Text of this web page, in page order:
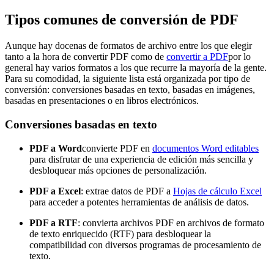
Tipos comunes de conversión de PDF
Aunque hay docenas de formatos de archivo entre los que elegir
tanto a la hora de convertir PDF como de convertir a PDFpor lo
general hay varios formatos a los que recurre la mayoría de la gente.
Para su comodidad, la siguiente lista está organizada por tipo de
conversión: conversiones basadas en texto, basadas en imágenes,
basadas en presentaciones o en libros electrónicos.
Conversiones basadas en texto
PDF a Wordconvierte PDF en documentos Word editables
para disfrutar de una experiencia de edición más sencilla y
desbloquear más opciones de personalización.
PDF a Excel: extrae datos de PDF a Hojas de cálculo Excel
para acceder a potentes herramientas de análisis de datos.
PDF a RTF: convierta archivos PDF en archivos de formato
de texto enriquecido (RTF) para desbloquear la
compatibilidad con diversos programas de procesamiento de
texto.